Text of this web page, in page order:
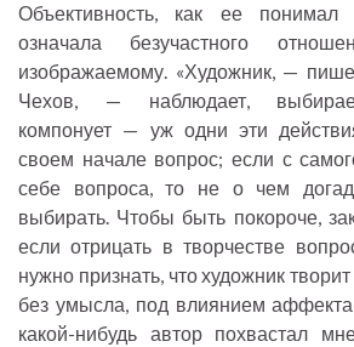
Объективность, как ее
означала безучастного
изображаемому. «Художник, —
Чехов, — наблюдает,
компонует — уж одни эти
своем начале вопрос; если с
себе вопроса, то не о чем
выбирать. Чтобы быть покороче,
если отрицать в творчестве
нужно признать, что художник
без умысла, под влиянием
какой-нибудь автор похвастал